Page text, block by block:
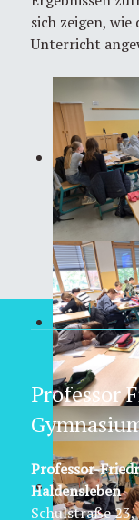
sich zeigen, wie
Unterricht
Professor
Professor-
Haldensleben
Schulstraße